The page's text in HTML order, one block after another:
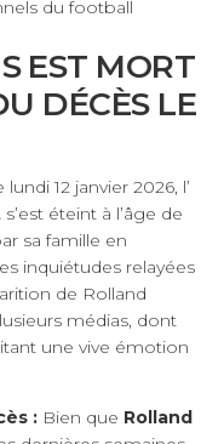
du football
EST MORT
DÉCÈS LE
lundi 12 janvier 2026, l’
s’est éteint à l’âge de
sa famille en
inquiétudes relayées
de Rolland
médias, dont
une vive émotion
: Bien que Rolland